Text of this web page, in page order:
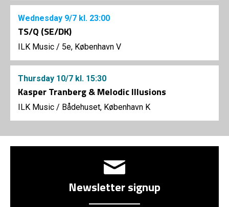
Wednesday 9/7 kl. 23:00
TS/Q (SE/DK)
ILK Music / 5e, København V
Thursday 10/7 kl. 15:30
Kasper Tranberg & Melodic Illusions
ILK Music / Bådehuset, København K
Newsletter signup